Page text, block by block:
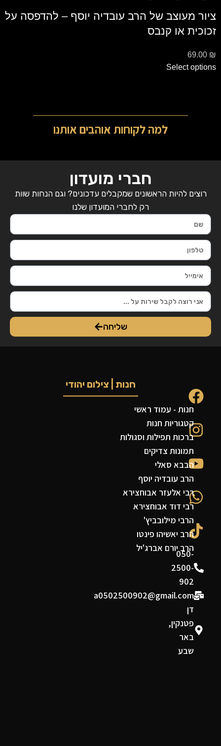
ציור מעוצב של הרב עובדיה יוסף – להדפסה על
זכוכית או קנבס
69.00 ₪
Select options
למה לקוחות אוהבים אותנו
חברי מועדון
רוצים להיות הראשונים שמקבלים עדכונים? וגם הנחות שוות
רק לחברי המועדון שלנו
שליחה
050-
2500-
902
a0502500902@gmail.com
דן
פטנקין,
באר
שבע
חנות | צילום יהודי
חנות - עמוד ראשי
קטגוריות חנות
ברכות תפילות וסגולות
תמונות צדיקים
הבבא סאלי
הרב עובדיה יוסף
רבי אלעזר אבוחצירא
רבי דוד אבוחצירא
הרבי מילובביץ'
הרב יאשיהו פינטו
הרב יורם אברג'יל